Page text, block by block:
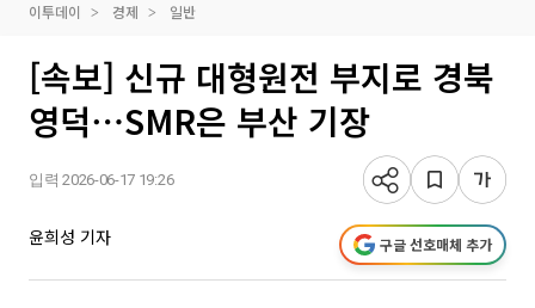
이투데이 경제 일반
[속보] 신규 대형원전 부지로 경북
영덕⋯SMR은 부산 기장
입력 2026-06-17 19:26
윤희성 기자 구글 선호매체 추가